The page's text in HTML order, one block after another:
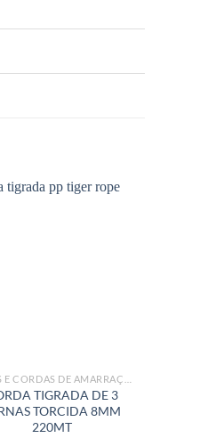
TIGRADA DE 3
TORCIDA 8MM
220MT